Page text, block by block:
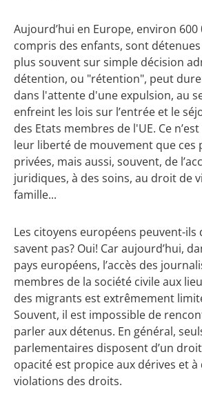
Aujourd’hui en Europe, environ
compris des enfants, sont
plus souvent sur simple décision
détention, ou "rétention", peut
dans l'attente d'une expulsion, au
enfreint les lois sur l’entrée et le
des Etats membres de l'UE. Ce
leur liberté de mouvement que ces
privées, mais aussi, souvent, de
juridiques, à des soins, au droit de
famille...
Les citoyens européens peuvent-ils
savent pas? Oui! Car aujourd’hui,
pays européens, l’accès des
membres de la société civile aux
des migrants est extrêmement
Souvent, il est impossible de
parler aux détenus. En général,
parlementaires disposent d’un droit
opacité est propice aux dérives et
violations des droits.